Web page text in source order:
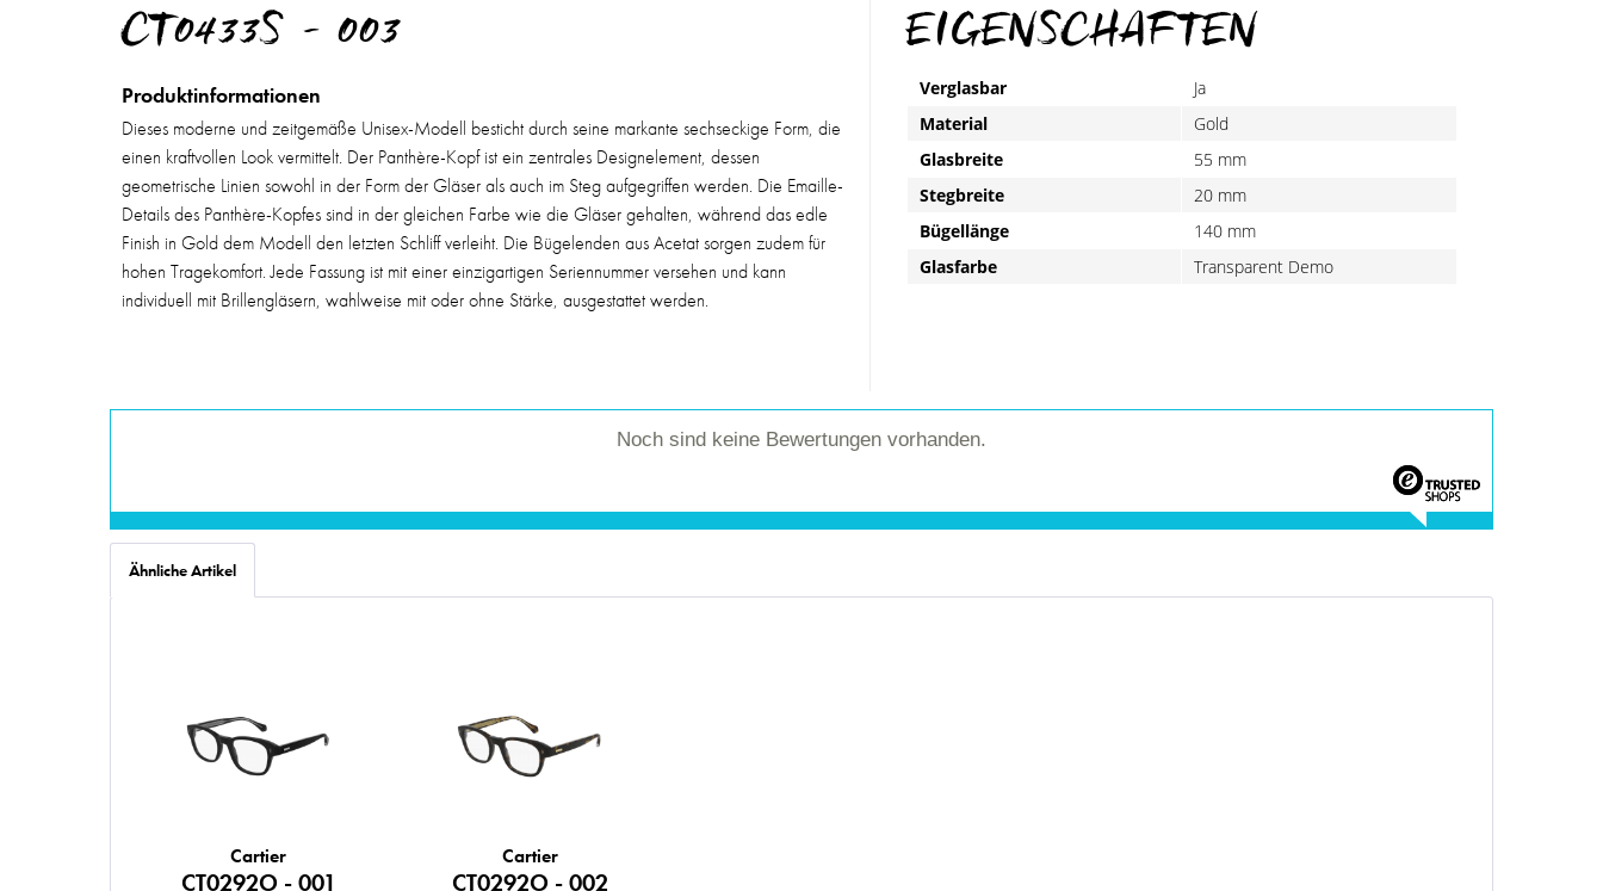
CT0433S - 003
Produktinformationen
Dieses moderne und zeitgemäße Unisex-Modell besticht durch seine markante sechseckige Form, die
einen kraftvollen Look vermittelt. Der Panthère-Kopf ist ein zentrales Designelement, dessen
geometrische Linien sowohl in der Form der Gläser als auch im Steg aufgegriffen werden. Die Emaille-
Details des Panthère-Kopfes sind in der gleichen Farbe wie die Gläser gehalten, während das edle
Finish in Gold dem Modell den letzten Schliff verleiht. Die Bügelenden aus Acetat sorgen zudem für
hohen Tragekomfort. Jede Fassung ist mit einer einzigartigen Seriennummer versehen und kann
individuell mit Brillengläsern, wahlweise mit oder ohne Stärke, ausgestattet werden.
EIGENSCHAFTEN
Verglasbar
Ja
Material
Gold
Glasbreite
55 mm
Stegbreite
20 mm
Bügellänge
140 mm
Glasfarbe
Transparent Demo
Noch sind keine Bewertungen vorhanden.
Ähnliche Artikel
Cartier
CT0292O - 001
Cartier
CT0292O - 002